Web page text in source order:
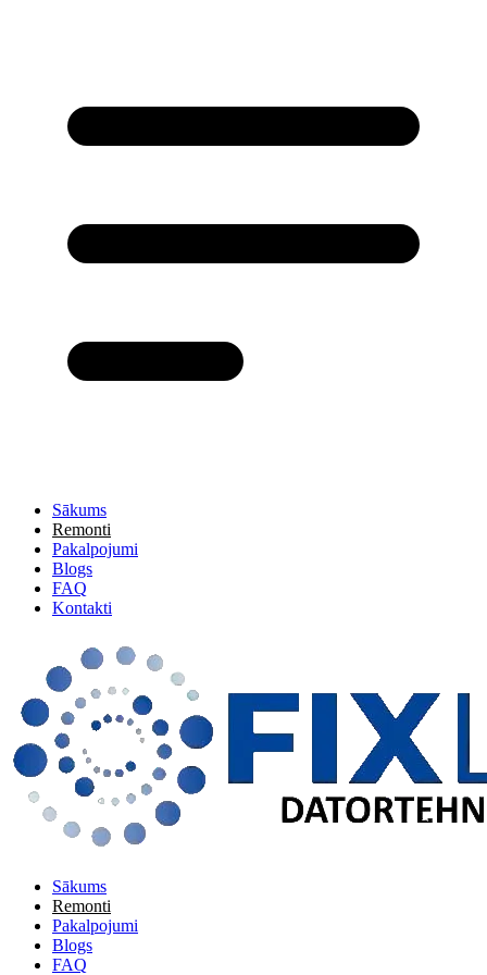
Sākums
Remonti
Pakalpojumi
Blogs
FAQ
Kontakti
Sākums
Remonti
Pakalpojumi
Blogs
FAQ